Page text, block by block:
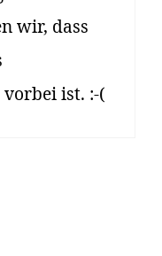
wir, dass
vorbei ist. :-(